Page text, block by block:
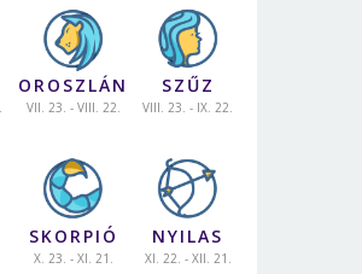
OROSZLÁN
VII. 23. - VIII. 22.
SZŰZ
VIII. 23. - IX. 22.
SKORPIÓ
X. 23. - XI. 21.
NYILAS
XI. 22. - XII. 21.